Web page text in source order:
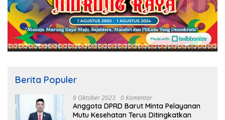
Berita Populer
9 Oktober 2023 0 Komentar
Anggota DPRD Barut Minta Pelayanan
Mutu Kesehatan Terus Ditingkatkan